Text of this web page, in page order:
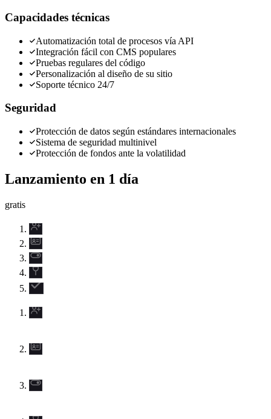
Capacidades técnicas
Automatización total de procesos vía API
Integración fácil con CMS populares
Pruebas regulares del código
Personalización al diseño de su sitio
Soporte técnico 24/7
Seguridad
Protección de datos según estándares internacionales
Sistema de seguridad multinivel
Protección de fondos ante la volatilidad
Lanzamiento en 1 día
gratis